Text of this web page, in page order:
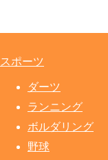
スポーツ
ダーツ
ランニング
ボルダリング
野球